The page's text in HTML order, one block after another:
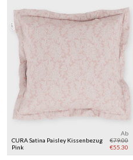
CURA Satina Paisley Kissenbezug
Pink
Ab
€79.00
€55.30